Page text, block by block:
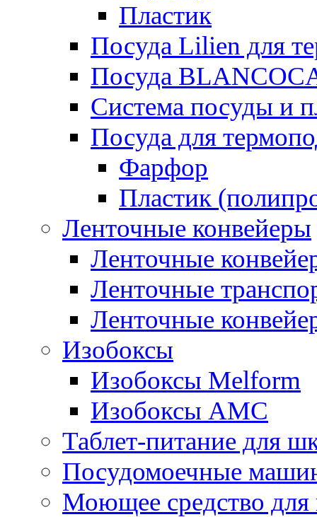
Пластик
Посуда Lilien для
Посуда
Система посуды и
Посуда для
Фарфор
Пластик
Ленточные конвейеры
Ленточные
Ленточные
Ленточные
Изобоксы
Изобоксы Melform
Изобоксы AMC
Таблет-питание для
Посудомоечные
Моющее средство для